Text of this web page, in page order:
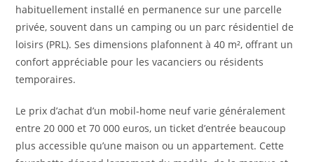
habituellement installé en permanence sur une parcelle
privée, souvent dans un camping ou un parc résidentiel de
loisirs (PRL). Ses dimensions plafonnent à 40 m², offrant un
confort appréciable pour les vacanciers ou résidents
temporaires.
Le prix d’achat d’un mobil-home neuf varie généralement
entre 20 000 et 70 000 euros, un ticket d’entrée beaucoup
plus accessible qu’une maison ou un appartement. Cette